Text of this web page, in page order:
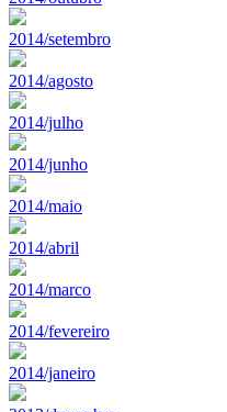
2014/setembro
2014/agosto
2014/julho
2014/junho
2014/maio
2014/abril
2014/marco
2014/fevereiro
2014/janeiro